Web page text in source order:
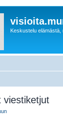
Keskustelu elämästä,
viestiketjut